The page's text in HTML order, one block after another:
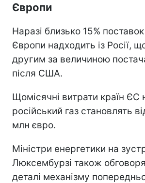
Європи
Наразі близько 15%
Європи надходить із Росії,
другим за величиною
після США.
Щомісячні витрати країн ЄС
російський газ становлять
млн євро.
Міністри енергетики на
Люксембурзі також
деталі механізму